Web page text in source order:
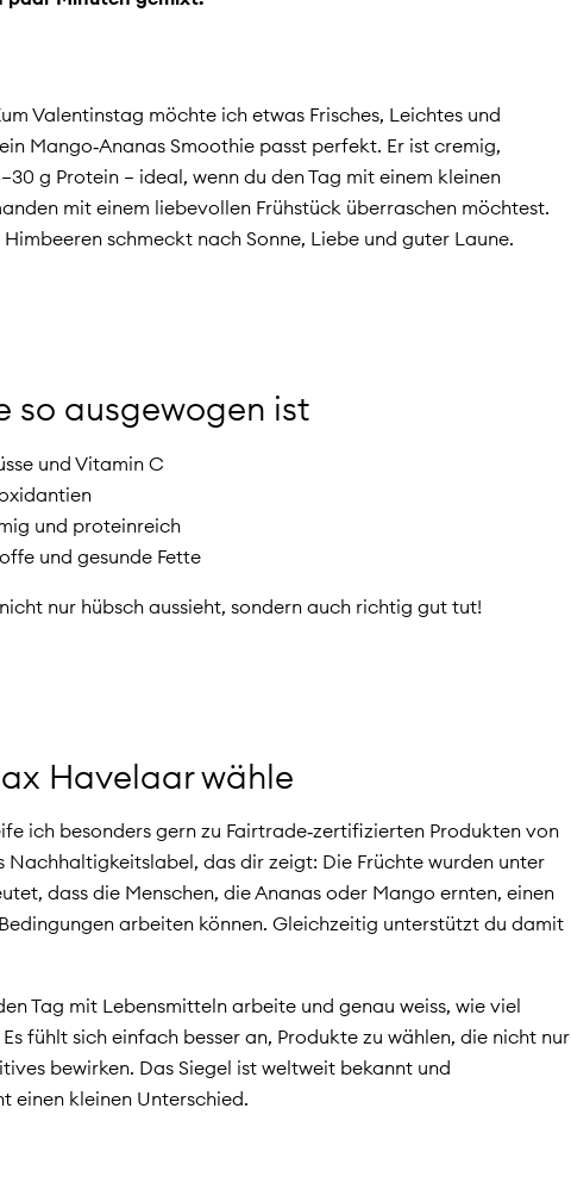
Valentinstag möchte ich etwas Frisches, Leichtes und
Mango‑Ananas Smoothie passt perfekt. Er ist cremig,
g Protein – ideal, wenn du den Tag mit einem kleinen
mit einem liebevollen Frühstück überraschen möchtest.
schmeckt nach Sonne, Liebe und guter Laune.
so ausgewogen ist
und Vitamin C
und proteinreich
und gesunde Fette
nur hübsch aussieht, sondern auch richtig gut tut!
Havelaar wähle
ich besonders gern zu Fairtrade‑zertifizierten Produkten von
Nachhaltigkeitslabel, das dir zeigt: Die Früchte wurden unter
dass die Menschen, die Ananas oder Mango ernten, einen
arbeiten können. Gleichzeitig unterstützt du damit
Tag mit Lebensmitteln arbeite und genau weiss, wie viel
fühlt sich einfach besser an, Produkte zu wählen, die nicht nur
bewirken. Das Siegel ist weltweit bekannt und
einen kleinen Unterschied.